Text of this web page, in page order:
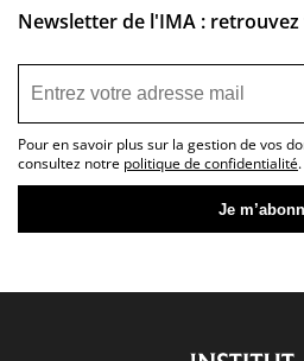
Newsletter de l'IMA :
Pour en savoir plus sur la gestion de vos
consultez notre politique de confidentialité.